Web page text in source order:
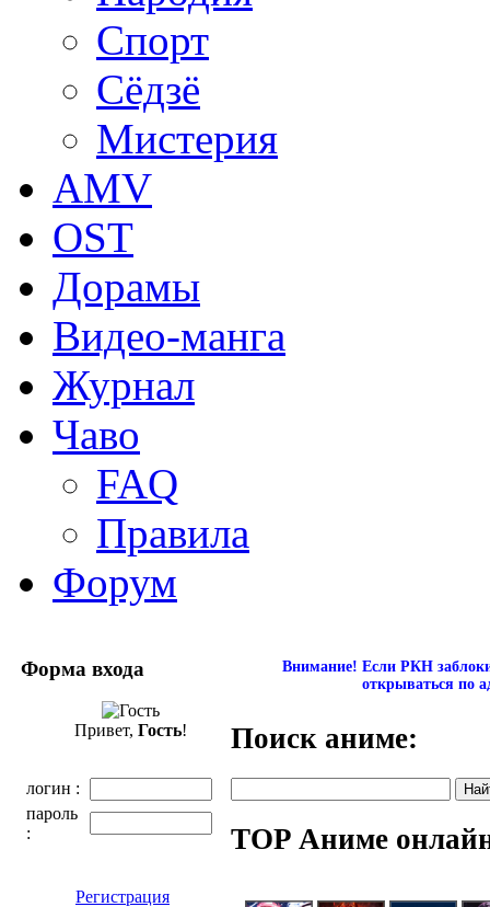
Спорт
Сёдзё
Мистерия
AMV
OST
Дорамы
Видео-манга
Журнал
Чаво
FAQ
Правила
Форум
Форма входа
Привет, Гость!
логин :
пароль
:
Регистрация
Внимание! Если РКН
открываться по
Поиск аниме:
TOP Аниме